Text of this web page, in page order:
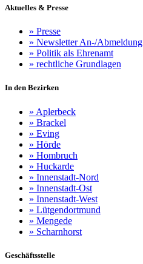
Aktuelles & Presse
» Presse
» Newsletter An-/Abmeldung
» Politik als Ehrenamt
» rechtliche Grundlagen
In den Bezirken
» Aplerbeck
» Brackel
» Eving
» Hörde
» Hombruch
» Huckarde
» Innenstadt-Nord
» Innenstadt-Ost
» Innenstadt-West
» Lütgendortmund
» Mengede
» Scharnhorst
Geschäftsstelle